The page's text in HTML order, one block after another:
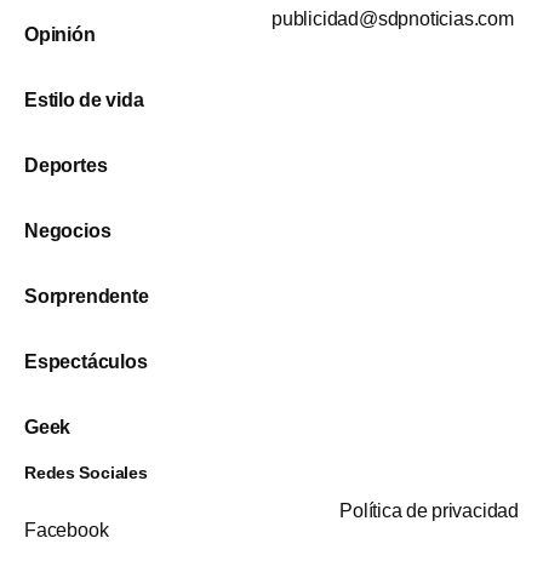
Opinión
Estilo de vida
Deportes
Negocios
Sorprendente
Espectáculos
Geek
publicidad@sdpnoticias.com
Redes Sociales
Facebook
Política de privacidad